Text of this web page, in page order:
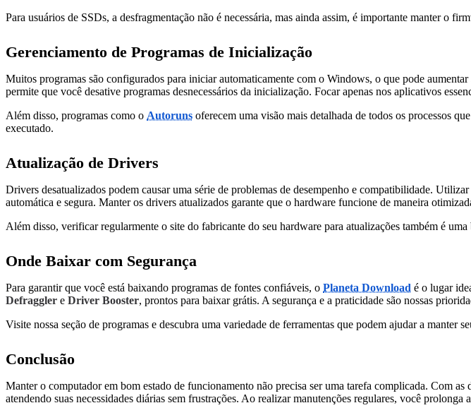
Para usuários de SSDs, a desfragmentação não é necessária, mas ainda assim, é importante manter o
Gerenciamento de Programas de Inicialização
Muitos programas são configurados para iniciar automaticamente com o Windows, o que pode
permite que você desative programas desnecessários da inicialização. Focar apenas nos aplicativos
Além disso, programas como o Autoruns oferecem uma visão mais detalhada de todos os processos
executado.
Atualização de Drivers
Drivers desatualizados podem causar uma série de problemas de desempenho e compatibilidade.
automática e segura. Manter os drivers atualizados garante que o hardware funcione de maneira
Além disso, verificar regularmente o site do fabricante do seu hardware para atualizações também é
Onde Baixar com Segurança
Para garantir que você está baixando programas de fontes confiáveis, o Planeta Download é o lugar
Defraggler e Driver Booster, prontos para baixar grátis. A segurança e a praticidade são nossas
Visite nossa seção de programas e descubra uma variedade de ferramentas que podem ajudar a manter
Conclusão
Manter o computador em bom estado de funcionamento não precisa ser uma tarefa complicada. Com
atendendo suas necessidades diárias sem frustrações. Ao realizar manutenções regulares, você